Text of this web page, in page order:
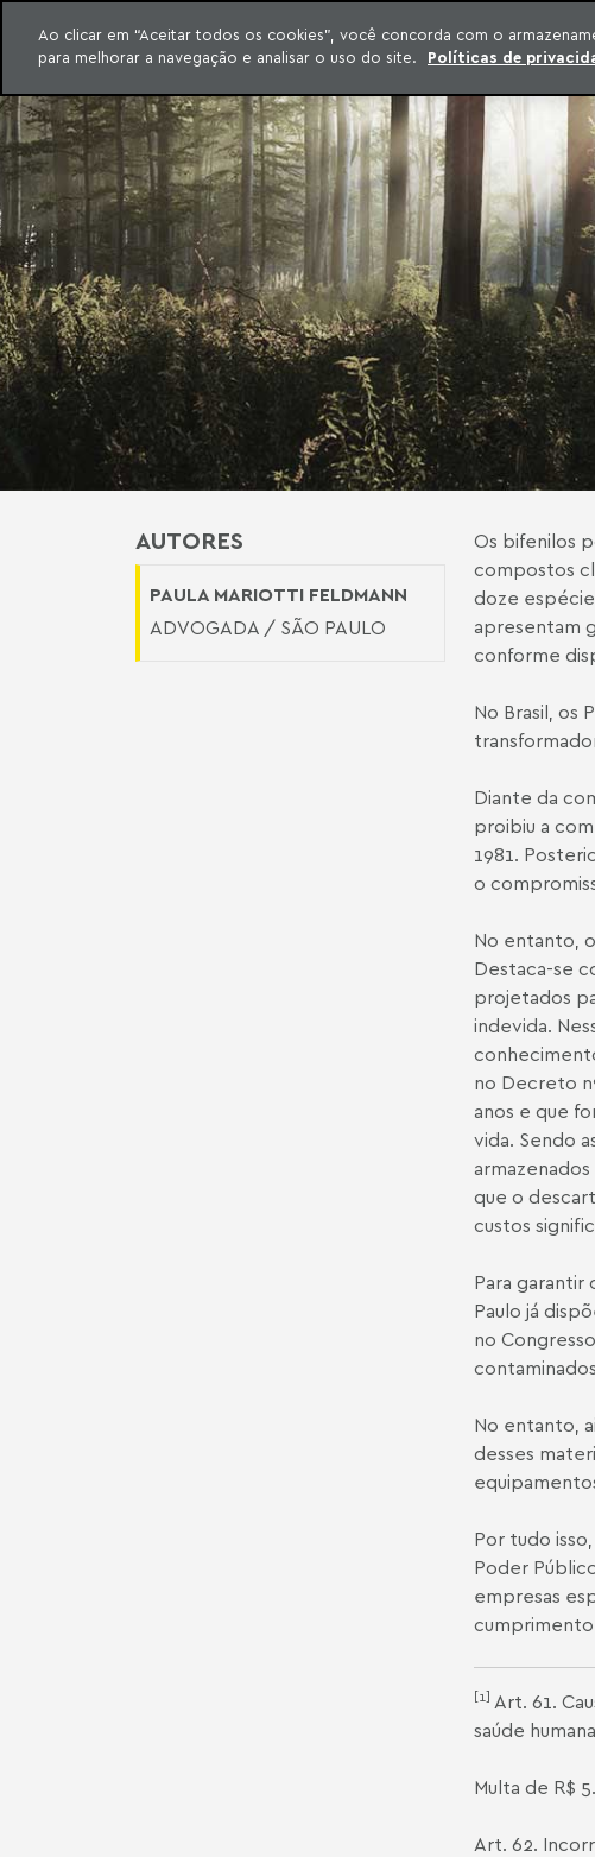
para o conteúdo
Machado Meyer
INTELIGÊNCIA JURÍDICA
CONTEÚDO EXCLUSIVO MACHADO MEYER ADVOGADOS
AUTORES
PAULA MARIOTTI FELDMANN
ADVOGADA / SÃO PAULO
Os bifenilos
compostos
doze
apresentam
conforme
No Brasil, os
Diante da
proibiu a
1981.
o
No entanto,
Destaca-se
projetados
indevida.
no Decreto
anos e que
vida. Sendo
que o
custos
Para garantir
Paulo já
no
No entanto,
desses
Por tudo
Poder
empresas
[1] Art. 61.
saúde
Multa de R$
Art. 62.
Ao clicar em “Aceitar todos os cookies”, você concorda com o
para melhorar a navegação e analisar o uso do site.
Políticas de